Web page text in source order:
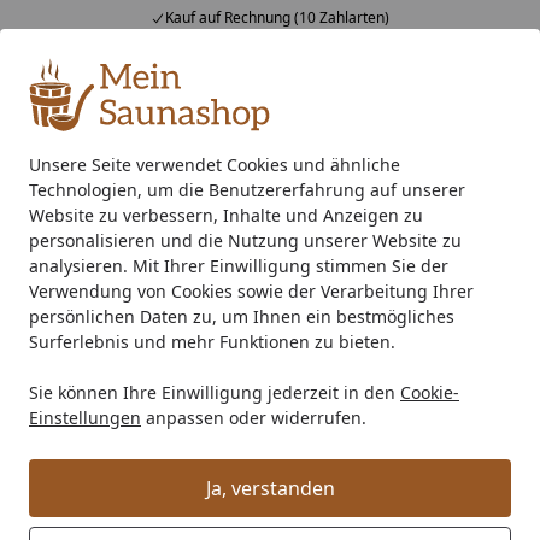
Unsere Seite verwendet Cookies und ähnliche
Technologien, um die Benutzererfahrung auf unserer
Website zu verbessern, Inhalte und Anzeigen zu
personalisieren und die Nutzung unserer Website zu
analysieren. Mit Ihrer Einwilligung stimmen Sie der
Verwendung von Cookies sowie der Verarbeitung Ihrer
persönlichen Daten zu, um Ihnen ein bestmögliches
Surferlebnis und mehr Funktionen zu bieten.
Sie können Ihre Einwilligung jederzeit in den Cookie-
Einstellungen anpassen oder widerrufen.
Ja, verstanden
Kauf auf Rechnung (10 Zahlarten)
Alle Produkte
Mein Konto
Suchen
Startseite
EPDM Folienset Nr. 173 - 549 x 550 cm
EPDM Folienset Nr. 173 - 549 x 550
cm